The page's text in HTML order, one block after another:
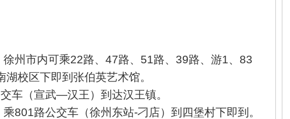
州市内可乘22路、47路、51路、39路、游1、83
校区下即到张伯英艺术馆。
车（宣武—汉王）到达汉王镇。
801路公交车（徐州东站-刁店）到四堡村下即到。